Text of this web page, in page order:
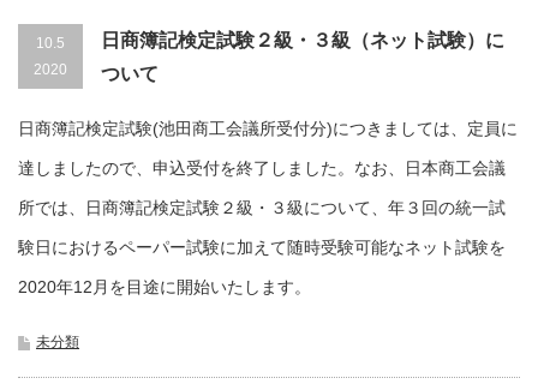
10.5
2020
日商簿記検定試験２級・３級（ネット試験）に
ついて
日商簿記検定試験(池田商工会議所受付分)につきましては、定員に
達しましたので、申込受付を終了しました。なお、日本商工会議
所では、日商簿記検定試験２級・３級について、年３回の統一試
験日におけるペーパー試験に加えて随時受験可能なネット試験を
2020年12月を目途に開始いたします。
未分類